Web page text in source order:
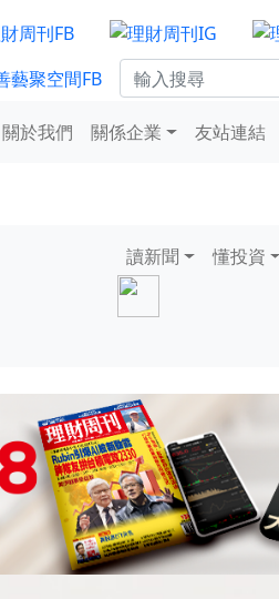
關於我們 關係企業 友站連結
讀新聞 懂投資